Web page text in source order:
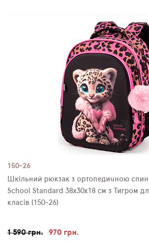
150-26
Шкільний рюкзак з ортопедичною
School Standard 38х30х18 см з Тигром
класів (150-26)
1 590 грн. 970 грн.